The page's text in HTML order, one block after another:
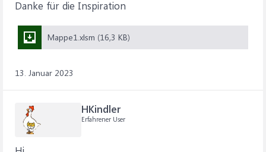
Danke für die Inspiration
Mappe1.xlsm (16,3 KB)
13. Januar 2023
HKindler
Erfahrener User